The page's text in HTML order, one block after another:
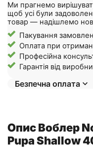
Ми прагнемо
щоб усі були
товар — надішлемо
Пакування
Оплата при
Професійна
Гарантія від
Безпечна оплата
Опис Воблер
Pupa Shallow